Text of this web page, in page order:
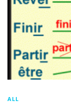
ALL